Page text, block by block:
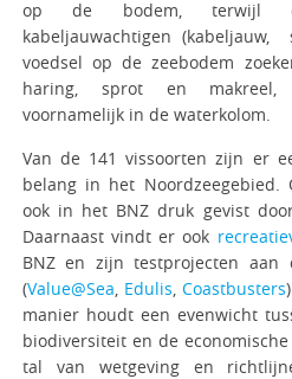
op de bodem, terwijl
kabeljauwachtigen
voedsel op de zeebodem
haring, sprot en makreel,
voornamelijk in de waterkolom.
Van de 141 vissoorten zijn er
belang in het
ook in het BNZ druk gevist
Daarnaast vindt er ook
BNZ en zijn testprojecten aan
(Value@Sea, Edulis, Coastbusters
manier houdt een evenwicht
biodiversiteit en de
tal van wetgeving en